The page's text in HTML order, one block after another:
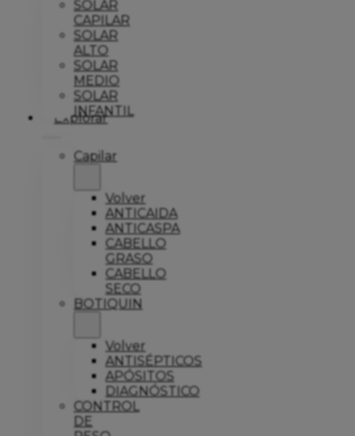
SOLAR
CAPILAR
SOLAR
ALTO
SOLAR
MEDIO
SOLAR
INFANTIL
Explorar
Capilar
Volver
ANTICAIDA
ANTICASPA
CABELLO
GRASO
CABELLO
SECO
BOTIQUIN
Volver
ANTISÉPTICOS
APÓSITOS
DIAGNÓSTICO
CONTROL
DE